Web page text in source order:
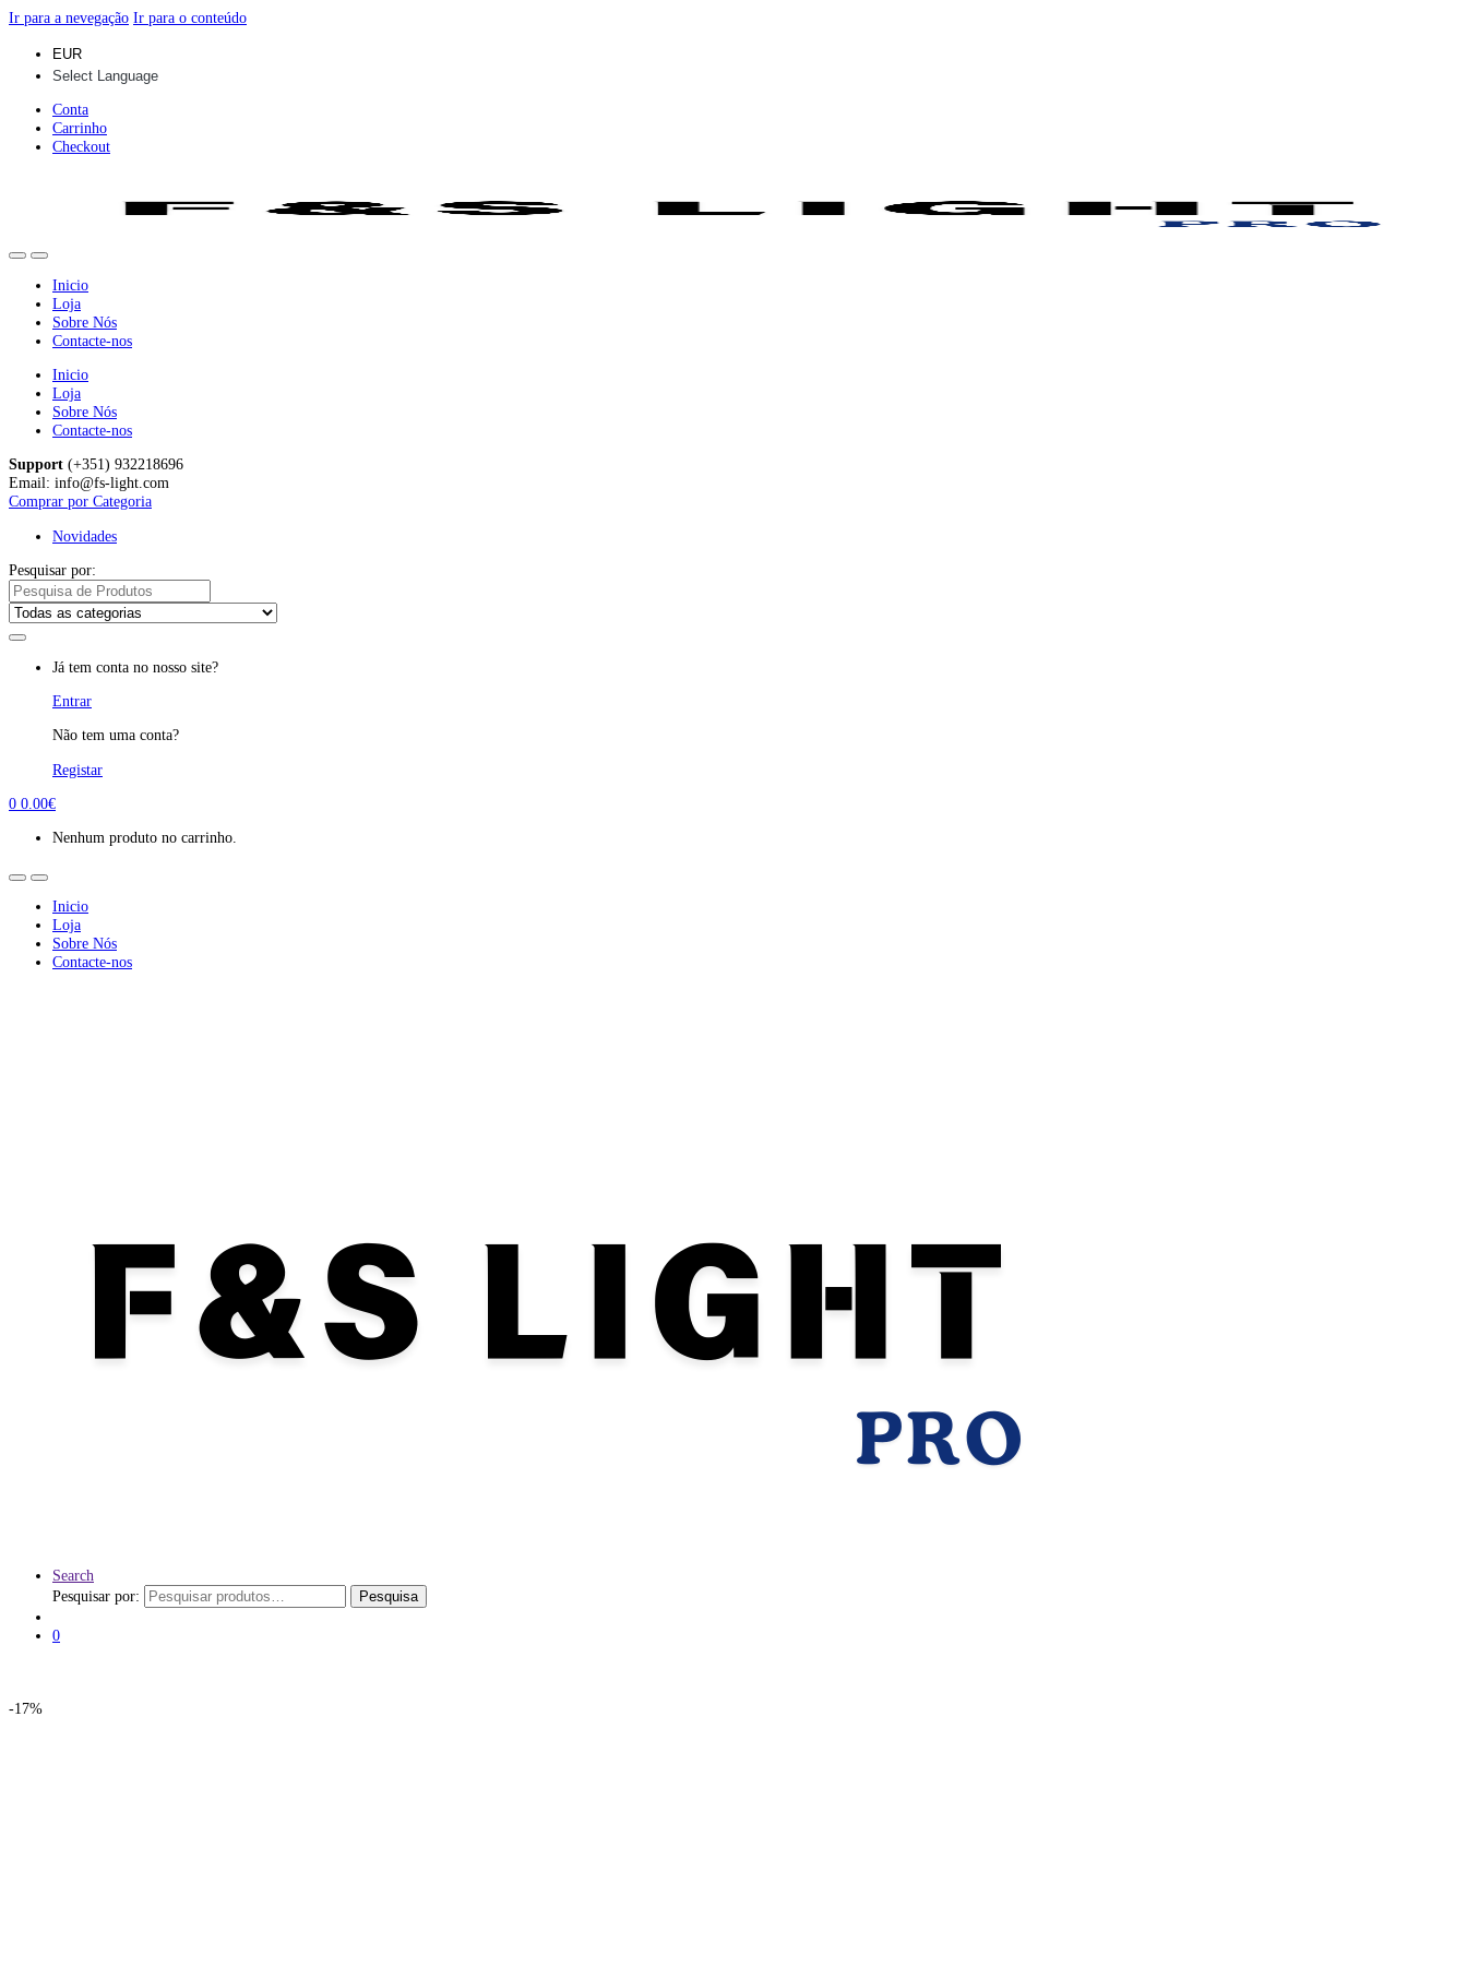
Ir para a nevegação Ir para o conteúdo
Conta
Carrinho
Checkout
Inicio
Loja
Sobre Nós
Contacte-nos
Inicio
Loja
Sobre Nós
Contacte-nos
Support (+351) 932218696
Email: info@fs-light.com
Comprar por Categoria
Novidades
Pesquisar por:
Já tem conta no nosso site?
Entrar
Não tem uma conta?
Registar
0 0.00€
Nenhum produto no carrinho.
Inicio
Loja
Sobre Nós
Contacte-nos
Search
Pesquisar por:
Pesquisa
0
-17%